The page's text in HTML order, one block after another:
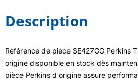
Description
Référence de pièce SE427GG Perkins
origine disponible en stock dès
pièce Perkins d origine assure